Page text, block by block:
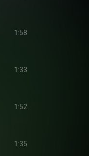
1:58
1:33
1:52
1:35